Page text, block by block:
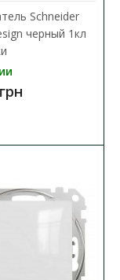
2кл
Schneider
черный 1кл